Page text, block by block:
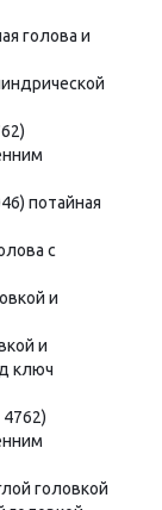
голова и
потайная
с
и
и
ключ
головкой